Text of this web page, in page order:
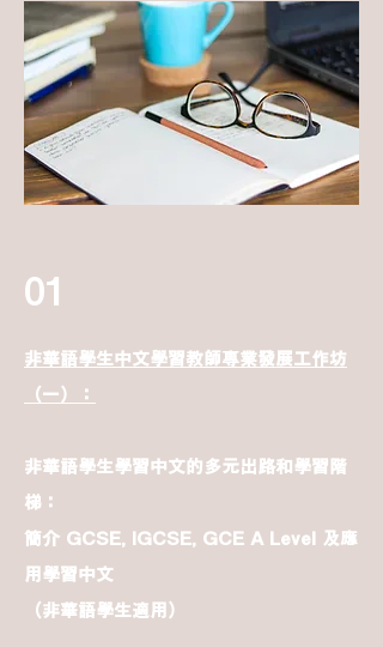
01
非華語學生中文學習教師專業發展工作坊
（一）：
非華語學生學習中文的多元出路和學習階
梯：
簡介 GCSE, IGCSE, GCE A Level 及應
用學習中文
（非華語學生適用）